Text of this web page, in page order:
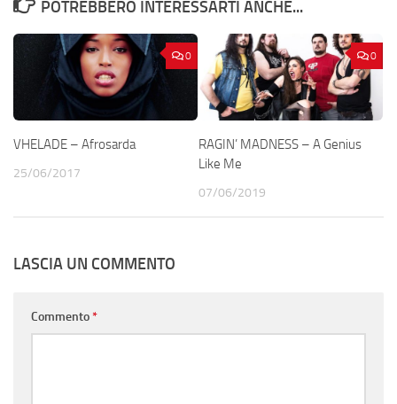
POTREBBERO INTERESSARTI ANCHE...
0
VHELADE – Afrosarda
25/06/2017
0
RAGIN’ MADNESS – A Genius
Like Me
07/06/2019
LASCIA UN COMMENTO
Commento*